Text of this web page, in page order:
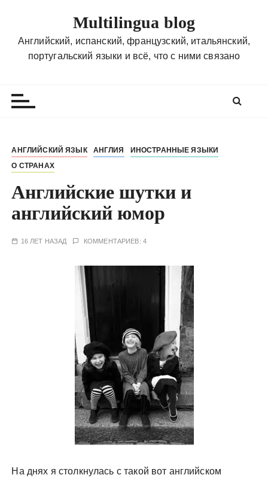
Multilingua blog
Английский, испанский, французский, итальянский,
португальский языки и всё, что с ними связано
АНГЛИЙСКИЙ ЯЗЫК АНГЛИЯ
ИНОСТРАННЫЕ ЯЗЫКИ
О СТРАНАХ
Английские шутки и
английский юмор
16 ЛЕТ НАЗАД КОММЕНТАРИЕВ: 4
На днях я столкнулась с такой вот английском